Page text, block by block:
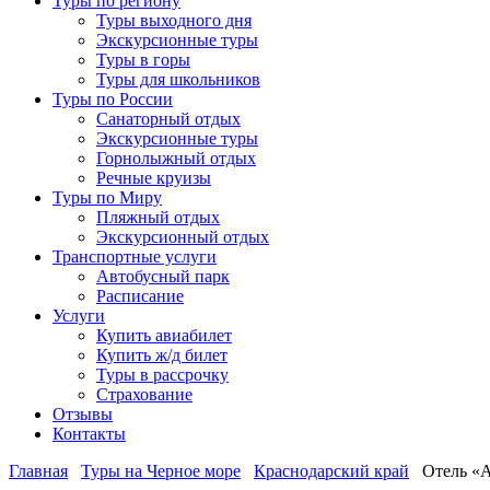
Туры выходного дня
Экскурсионные туры
Туры в горы
Туры для школьников
Туры по России
Санаторный отдых
Экскурсионные туры
Горнолыжный отдых
Речные круизы
Туры по Миру
Пляжный отдых
Экскурсионный отдых
Транспортные услуги
Автобусный парк
Расписание
Услуги
Купить авиабилет
Купить ж/д билет
Туры в рассрочку
Страхование
Отзывы
Контакты
Главная
Туры на Черное море Краснодарский край Отель